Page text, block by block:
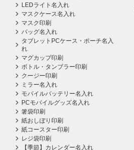
LEDライト名入れ
マスクケース名入れ
マスク印刷
バッグ名入れ
タブレットPCケース・ポーチ名入
れ
マグカップ印刷
ボトル・タンブラー印刷
クージー印刷
ミラー名入れ
モバイルバッテリー名入れ
PCモバイルグッズ名入れ
箸袋印刷
紙おしぼり印刷
紙コースター印刷
レジ袋印刷
【季節】カレンダー名入れ